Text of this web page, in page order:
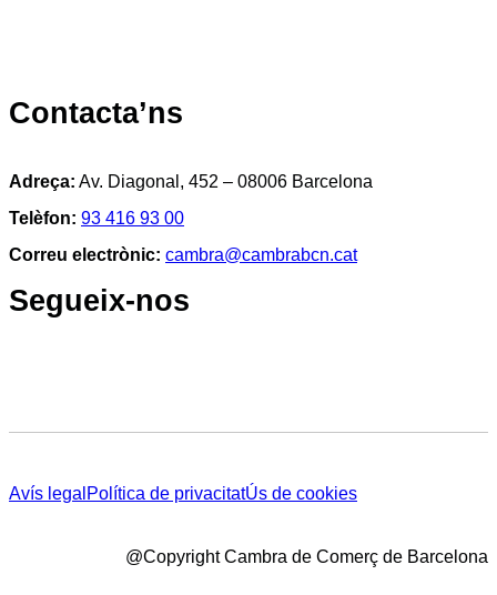
Contacta’ns
Adreça: Av. Diagonal, 452 – 08006 Barcelona
Telèfon: 93 416 93 00
Correu electrònic: cambra@cambrabcn.cat
Segueix-nos
Avís legal Política de privacitatÚs de cookies
@Copyright Cambra de Comerç de Barcelona